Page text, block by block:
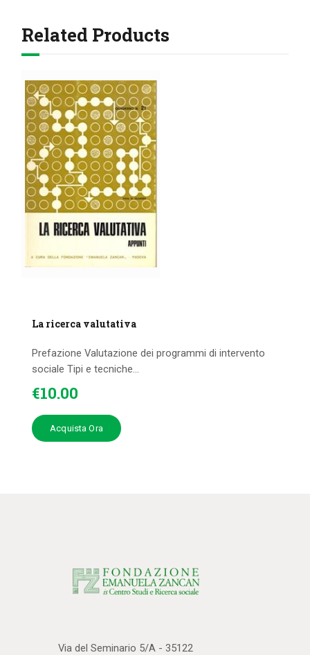
Related Products
La ricerca valutativa
Prefazione Valutazione dei programmi di intervento
sociale Tipi e tecniche...
€10.00
Acquista Ora
Via del Seminario 5/A - 35122